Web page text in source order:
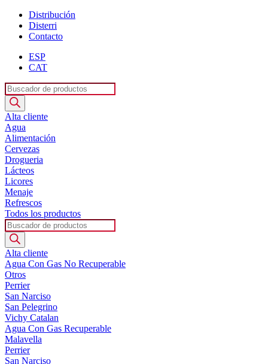
Distribución
Disterri
Contacto
ESP
CAT
Búsqueda
de
productos
Alta cliente
Agua
Alimentación
Cervezas
Drogueria
Lácteos
Licores
Menaje
Refrescos
Todos los productos
Búsqueda
de
productos
Alta cliente
Agua Con Gas No Recuperable
Otros
Perrier
San Narciso
San Pelegrino
Vichy Catalan
Agua Con Gas Recuperable
Malavella
Perrier
San Narciso